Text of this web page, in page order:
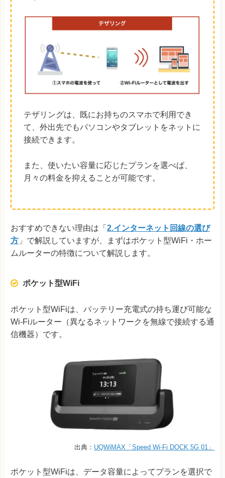
テザリングは、既にお持ちのスマホで利用でき
て、外出先でもパソコンやタブレットをネットに
接続できます。
また、使いたい容量に応じたプランを選べば、
月々の料金を抑えることが可能です。
おすすめできない理由は「 2.インターネット回線の選び
方 」で解説していますが、まずはポケット型WiFi・ホー
ムルーターの特徴について解説します。
ポケット型WiFi
ポケット型WiFiは、バッテリー充電式の持ち運び可能な
Wi-Fiルーター（異なるネットワークを無線で接続する通
信機器）です。
出典： UQWiMAX「Speed Wi-Fi DOCK 5G 01」
ポケット型WiFiは、データ容量によってプランを選択で